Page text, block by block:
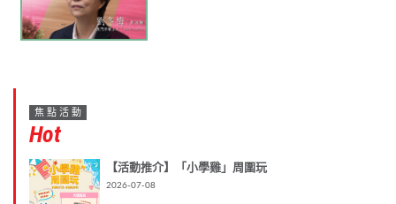
焦點活動
Hot
【活動推介】「小學雞」周圍玩
2026-07-08